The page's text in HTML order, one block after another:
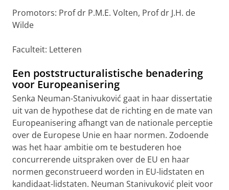
Promotors: Prof dr P.M.E. Volten, Prof dr J.H. de
Wilde
Faculteit: Letteren
Een poststructuralistische benadering
voor Europeanisering
Senka Neuman-Stanivuković gaat in haar dissertatie
uit van de hypothese dat de richting en de mate van
Europeanisering afhangt van de nationale perceptie
over de Europese Unie en haar normen. Zodoende
was het haar ambitie om te bestuderen hoe
concurrerende uitspraken over de EU en haar
normen geconstrueerd worden in EU-lidstaten en
kandidaat-lidstaten. Neuman Stanivuković pleit voor